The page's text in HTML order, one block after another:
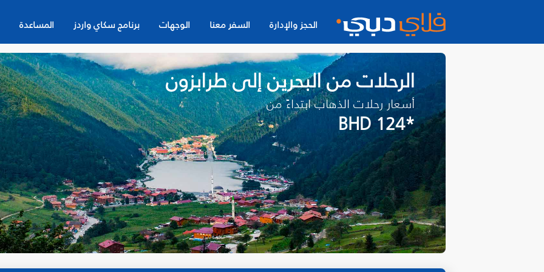
الحجز والإدارة السفر معنا الوجهات برنامج سكاي واردز المساعدة
الرحلات من البحرين إلى طرابزون
أسعار رحلات الذهاب ابتداءً من
*BHD 124